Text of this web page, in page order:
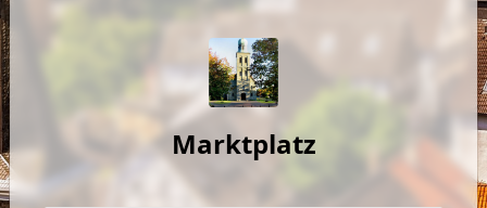
Marktplatz